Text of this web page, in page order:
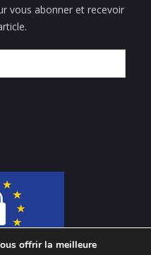
vous abonner et recevoir
offrir la meilleure